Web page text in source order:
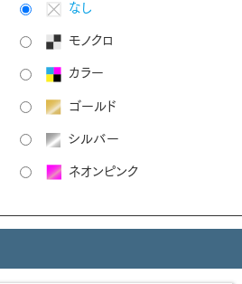
なし
モノクロ
カラー
ゴールド
シルバー
ネオンピンク